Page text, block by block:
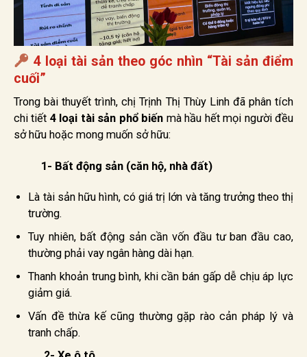
4 loại tài sản theo góc nhìn “Tài sản điểm
cuối”
Trong bài thuyết trình, chị Trịnh Thị Thùy Linh đã phân tích
chi tiết 4 loại tài sản phổ biến mà hầu hết mọi người đều
sở hữu hoặc mong muốn sở hữu:
1- Bất động sản (căn hộ, nhà đất)
Là tài sản hữu hình, có giá trị lớn và tăng trưởng theo thị
trường.
Tuy nhiên, bất động sản cần vốn đầu tư ban đầu cao,
thường phải vay ngân hàng dài hạn.
Thanh khoản trung bình, khi cần bán gấp dễ chịu áp lực
giảm giá.
Vấn đề thừa kế cũng thường gặp rào cản pháp lý và
tranh chấp.